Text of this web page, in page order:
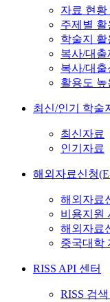
자료 현황
주제별 활
학술지 활
복사/대출
복사/대출
활용도 높
최신/인기 학술
최신자료
인기자료
해외자료신청
해외자료
비용지원
해외자료
중국대학
RISS API 센터
RISS 검